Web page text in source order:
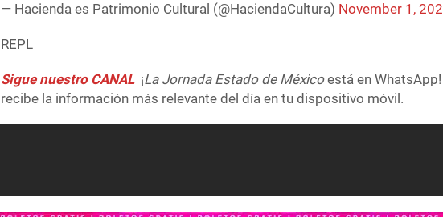
— Hacienda es Patrimonio Cultural (@HaciendaCultura) November 1,
REPL
Sigue nuestro CANAL ¡La Jornada Estado de Méxicoestá en WhatsApp!
recibe la información más relevante del día en tu dispositivo móvil.